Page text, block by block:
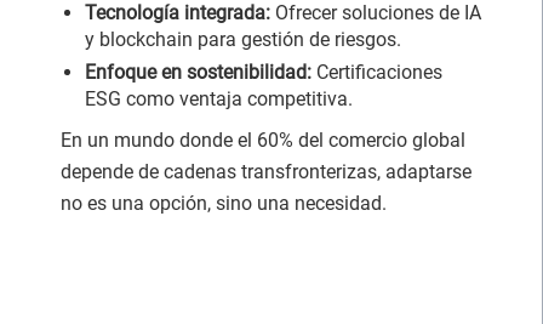
Tecnología integrada: Ofrecer soluciones de IA
y blockchain para gestión de riesgos.
Enfoque en sostenibilidad: Certificaciones
ESG como ventaja competitiva.
En un mundo donde el 60% del comercio global
depende de cadenas transfronterizas, adaptarse
no es una opción, sino una necesidad.